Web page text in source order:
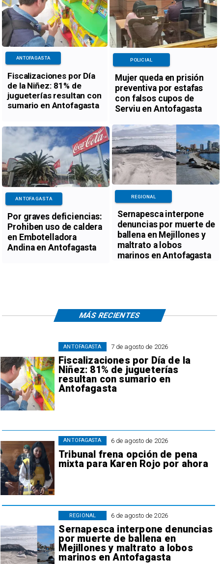
Fiscalizaciones por Día
de la Niñez: 81% de
jugueterías resultan con
sumario en Antofagasta
ANTOFAGASTA
Mujer queda en prisión
preventiva por estafas
con falsos cupos de
Serviu en Antofagasta
POLICIAL
Por graves deficiencias:
Prohiben uso de caldera
en Embotelladora
Andina en Antofagasta
ANTOFAGASTA
Sernapesca interpone
denuncias por muerte de
ballena en Mejillones y
maltrato a lobos
marinos en Antofagasta
REGIONAL
7 de agosto de 2026
Fiscalizaciones por Día de la
Niñez: 81% de jugueterías
resultan con sumario en
Antofagasta
ANTOFAGASTA
6 de agosto de 2026
Tribunal frena opción de pena
mixta para Karen Rojo por ahora
ANTOFAGASTA
6 de agosto de 2026
Sernapesca interpone denuncias
por muerte de ballena en
Mejillones y maltrato a lobos
marinos en Antofagasta
REGIONAL
MÁS RECIENTES